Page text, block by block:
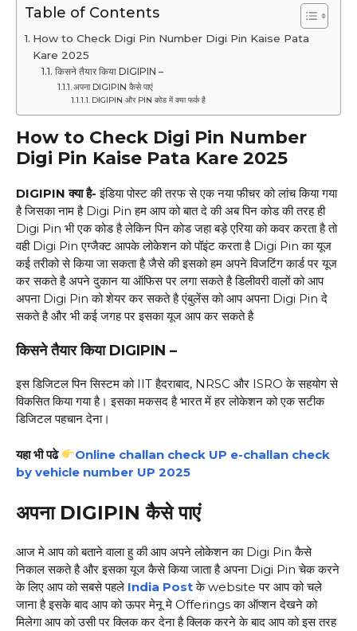
Table of Contents
How to Check Digi Pin Number Digi Pin Kaise Pata
Kare 2025
किसने तैयार किया DIGIPIN –
अपना DIGIPIN कैसे पाएं
DIGIPIN और PIN कोड में क्या फर्क है
How to Check Digi Pin Number
Digi Pin Kaise Pata Kare 2025
DIGIPIN क्या है-इंडिया पोस्ट की तरफ से एक नया फीचर को लांच किया गया
है जिसका नाम है Digi Pin हम आप को बात दे की अब पिन कोड की तरह ही
Digi Pin भी एक कोड है लेकिन पिन कोड जहा बड़े एरिया को कवर करता है तो
वही Digi Pin एग्जैक्ट आपके लोकेशन को पॉइंट करता है Digi Pin का यूज
कई तरीको से किया जा सकता है जैसे की इसको हम अपने विजटिंग कार्ड पर यूज
कर सकते है अपने दुकान या ऑफिस पर लगा सकते है डिलीवरी वालों को आप
अपना Digi Pin को शेयर कर सकते है एंबुलेंस को आप अपना Digi Pin दे
सकते है और भी कई जगह पर इसका यूज आप कर सकते है
किसने तैयार किया DIGIPIN –
इस डिजिटल पिन सिस्टम को IIT हैदराबाद, NRSC और ISRO के सहयोग से
विकसित किया गया है। इसका मकसद है भारत में हर लोकेशन को एक सटीक
डिजिटल पहचान देना।
यहा भी पढे
Online challan check UP e-challan check
by vehicle number UP 2025
अपना DIGIPIN कैसे पाएं
आज मे आप को बताने वाला हु की आप अपने लोकेशन का Digi Pin कैसे
निकाल सकते है और इसका यूज कैसे किया जाता है अपना Digi Pin चेक करने
के लिए आप को सबसे पहले India Post के website पर आप को चले
जाना है इसके बाद आप को ऊपर मेनू मे Offerings का ऑप्शन देखने को
मिलेगा आप को उसी पर क्लिक कर देना है क्लिक करने के बाद आप को इस तरह